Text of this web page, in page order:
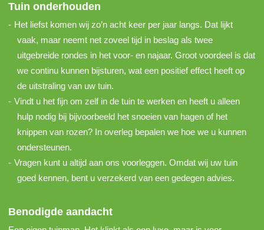
Tuin onderhouden
Het liefst komen wij zo’n acht keer per jaar langs. Dat lijkt
vaak, maar neemt net zoveel tijd in beslag als twee
uitgebreide rondes in het voor- en najaar. Groot voordeel is dat
we continu kunnen bijsturen, wat een positief effect heeft op
de uitstraling van uw tuin.
Vindt u het fijn om zelf in de tuin te werken en heeft u alleen
hulp nodig bij bijvoorbeeld het snoeien van hagen of het
knippen van rozen? In overleg bepalen we hoe we u kunnen
ondersteunen.
Vragen kunt u altijd aan ons voorleggen. Omdat wij uw tuin
goed kennen, bent u verzekerd van een gedegen advies.
Benodigde aandacht